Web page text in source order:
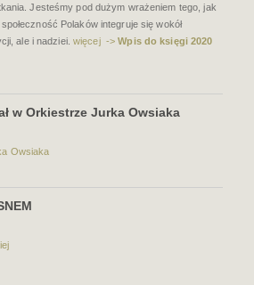
Jesteśmy pod dużym wrażeniem tego, jak
Polaków integruje się wokół
ale i nadziei.więcej ->Wpis do księgi 2020
w Orkiestrze Jurka Owsiaka